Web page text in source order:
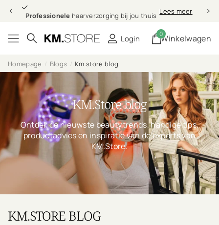
Professionele haarverzorging bij jou thuis Lees meer
Login Winkelwagen
0
Homepage Blogs Km.store blog
KM.Store blog
Ontdek de nieuwste beautytrends, handige tips,
productadvies en inspiratie van de experts van
KM.Store.
KM.STORE BLOG